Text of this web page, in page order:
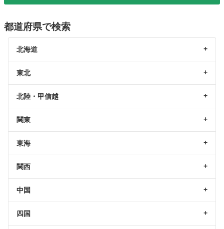
都道府県で検索
北海道
東北
北陸・甲信越
関東
東海
関西
中国
四国